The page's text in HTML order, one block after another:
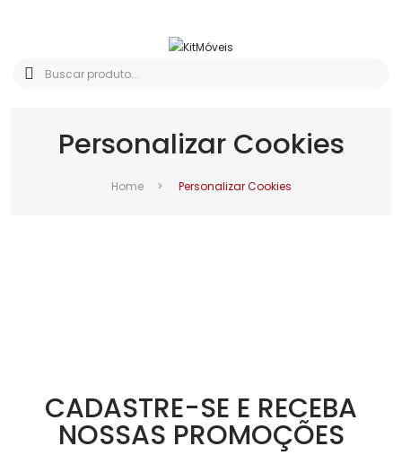
Personalizar Cookies
Home > Personalizar Cookies
CADASTRE-SE E RECEBA
NOSSAS PROMOÇÕES